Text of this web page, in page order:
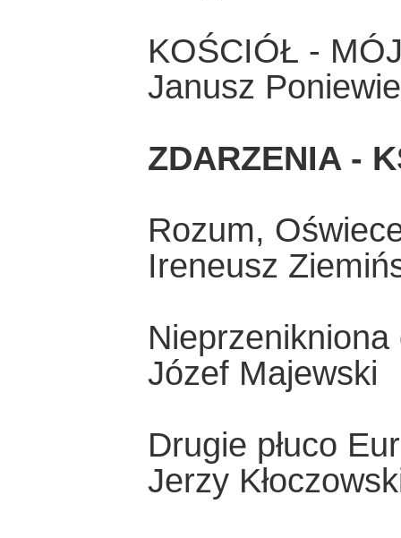
KOŚCIÓŁ -
Janusz
ZDARZENIA -
Rozum,
Ireneusz
Józef Majewski
Drugie płuco
Jerzy